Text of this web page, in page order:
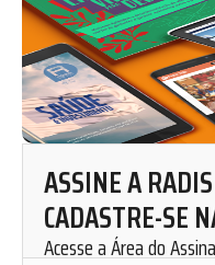
ASSINE A
CADASTRE-SE
Acesse a Área do